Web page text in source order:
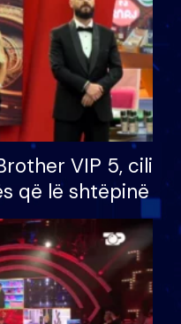
VIP 5, cili
që lë shtëpinë